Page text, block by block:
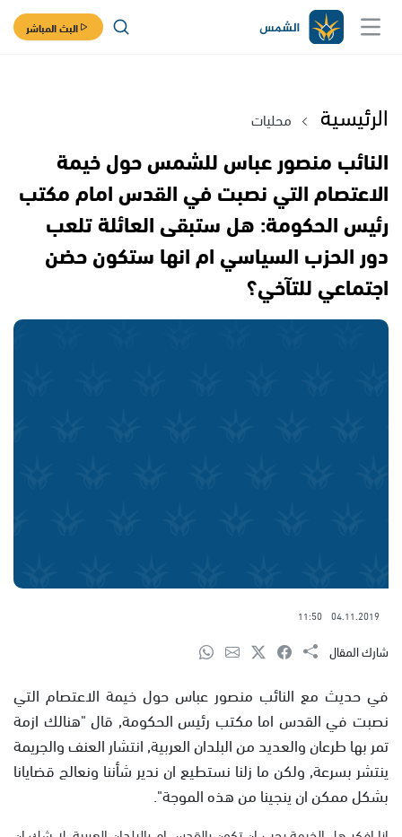
البث المباشر
الرئيسية محليات
النائب منصور عباس للشمس حول خيمة
الاعتصام التي نصبت في القدس امام مكتب
رئيس الحكومة: هل ستبقى العائلة تلعب
دور الحزب السياسي ام انها ستكون حضن
اجتماعي للتآخي؟
04.11.2019
11:50
شارك المقال
في حديث مع النائب منصور عباس حول خيمة الاعتصام التي
نصبت في القدس اما مكتب رئيس الحكومة, قال "هنالك ازمة
تمر بها طرعان والعديد من البلدان العربية, انتشار العنف والجريمة
ينتشر بسرعة, ولكن ما زلنا نستطيع ان ندير شأننا ونعالج قضايانا
بشكل ممكن ان ينجينا من هذه الموجة".